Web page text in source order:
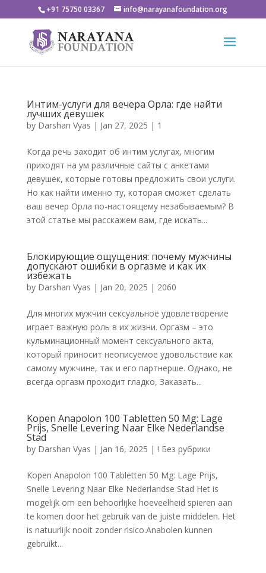
+91 75750 03367 info@narayanafoundation.org
Интим-услуги для вечера Орла: где найти
лучших девушек
by Darshan Vyas | Jan 27, 2025 | 1
Когда речь заходит об интим услугах, многим
приходят на ум различные сайты с анкетами
девушек, которые готовы предложить свои услуги.
Но как найти именно ту, которая сможет сделать
ваш вечер Орла по-настоящему незабываемым? В
этой статье мы расскажем вам, где искать...
Блокирующие ощущения: почему мужчины
допускают ошибки в оргазме и как их
избежать
by Darshan Vyas | Jan 20, 2025 | 2060
Для многих мужчин сексуальное удовлетворение
играет важную роль в их жизни. Оргазм – это
кульминационный момент сексуального акта,
который приносит неописуемое удовольствие как
самому мужчине, так и его партнерше. Однако, не
всегда оргазм проходит гладко, Заказать...
Kopen Anapolon 100 Tabletten 50 Mg: Lage
Prijs, Snelle Levering Naar Elke Nederlandse
Stad
by Darshan Vyas | Jan 16, 2025 | ! Без рубрики
Kopen Anapolon 100 Tabletten 50 Mg: Lage Prijs,
Snelle Levering Naar Elke Nederlandse Stad Het is
mogelijk om een behoorlijke hoeveelheid spieren aan
te komen door het gebruik van de juiste middelen. Het
is natuurlijk nooit zonder risico.Anabolen kunnen
gebruikt...